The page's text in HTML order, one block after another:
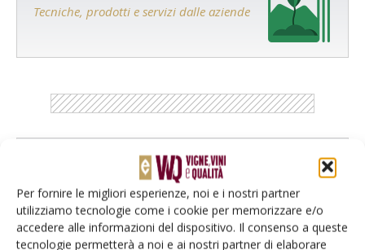
Per fornire le migliori esperienze, noi e i nostri partner
utilizziamo tecnologie come i cookie per memorizzare e/o
accedere alle informazioni del dispositivo. Il consenso a queste
tecnologie permetterà a noi e ai nostri partner di elaborare
Tecniche, prodotti e servizi dalle aziende
Catalogo Aziende e Prodotti
Un modo semplice per cercare un'azienda o un
prodotto!
Cerca adesso